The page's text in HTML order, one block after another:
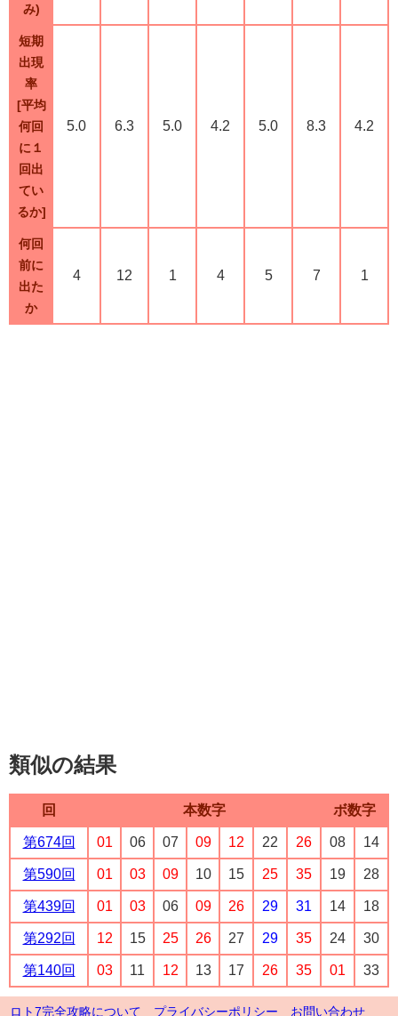
み)
短期
出現
率
[平均
何回
に１
回出
てい
るか]
5.0 6.3 5.0 4.2 5.0 8.3 4.2
何回
前に
出た
か
4 12 1 4 5 7 1
類似の結果
回 本数字 ボ数字
第674回 01 06 07 09 12 22 26 08 14
第590回 01 03 09 10 15 25 35 19 28
第439回 01 03 06 09 26 29 31 14 18
第292回 12 15 25 26 27 29 35 24 30
第140回 03 11 12 13 17 26 35 01 33
ロト7完全攻略について プライバシーポリシー お問い合わせ